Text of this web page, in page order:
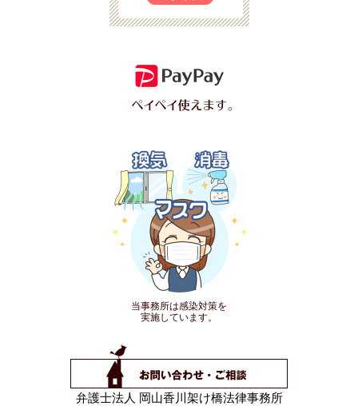
当事務所は感染対策を
実施しています。
弁護士法人 岡山香川架け橋法律事務所